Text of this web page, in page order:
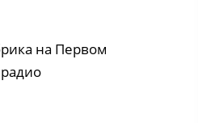
на Первом